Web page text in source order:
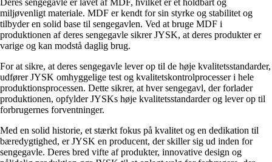
miljøvenligt materiale. MDF er kendt for sin styrke og stabilitet og
tilbyder en solid base til sengegavlen. Ved at bruge MDF i
produktionen af deres sengegavle sikrer JYSK, at deres produkter er
varige og kan modstå daglig brug.
For at sikre, at deres sengegavle lever op til de høje kvalitetsstandarder,
udfører JYSK omhyggelige test og kvalitetskontrolprocesser i hele
produktionsprocessen. Dette sikrer, at hver sengegavl, der forlader
produktionen, opfylder JYSKs høje kvalitetsstandarder og lever op til
forbrugernes forventninger.
Med en solid historie, et stærkt fokus på kvalitet og en dedikation til
bæredygtighed, er JYSK en producent, der skiller sig ud inden for
sengegavle. Deres bred vifte af produkter, innovative design og